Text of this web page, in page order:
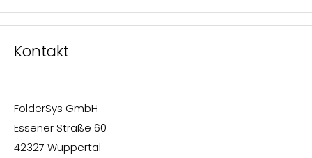
Kontakt
FolderSys GmbH
Essener Straße 60
42327 Wuppertal